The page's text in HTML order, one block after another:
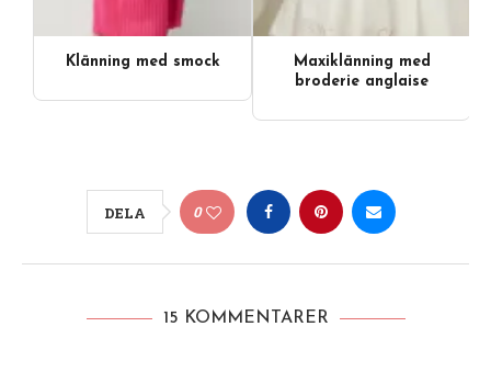
Klänning med smock
Maxiklänning med
broderie anglaise
DELA 0
15 KOMMENTARER